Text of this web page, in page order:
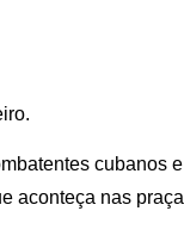
cubanos e
aconteça nas